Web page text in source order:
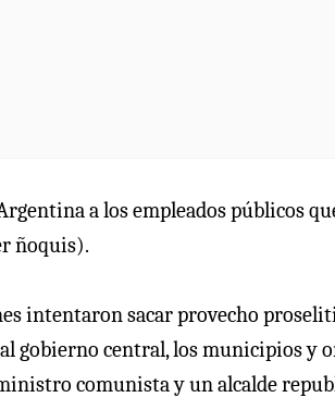
a los empleados públicos
ñoquis).
intentaron sacar provecho
gobierno central, los municipios y
comunista y un alcalde